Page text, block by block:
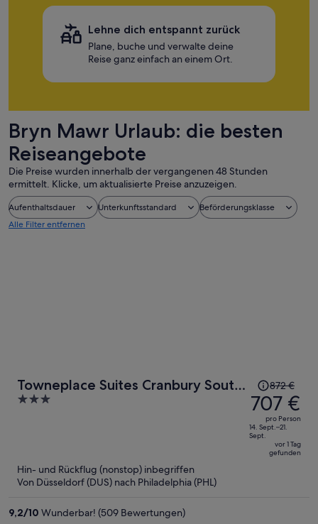
Lehne dich entspannt zurück
Plane, buche und verwalte deine
Reise ganz einfach an einem Ort.
Bryn Mawr Urlaub: die besten
Reiseangebote
Die Preise wurden innerhalb der vergangenen 48 Stunden
ermittelt. Klicke, um aktualisierte Preise anzuzeigen.
Aufenthaltsdauer Unterkunftsstandard
Beförderungsklasse
Alle Filter entfernen
Towneplace Suites Cranbury South
Brunswick
3
Der
Preis
betrug
872 €,
jetzt
beträgt
872 €
707 €
pro Person
14. Sept.–21.
Sept.
vor 1 Tag
gefunden
Hin- und Rückflug (nonstop) inbegriffen
Von Düsseldorf (DUS) nach Philadelphia (PHL)
9,2/10 Wunderbar! (509 Bewertungen)